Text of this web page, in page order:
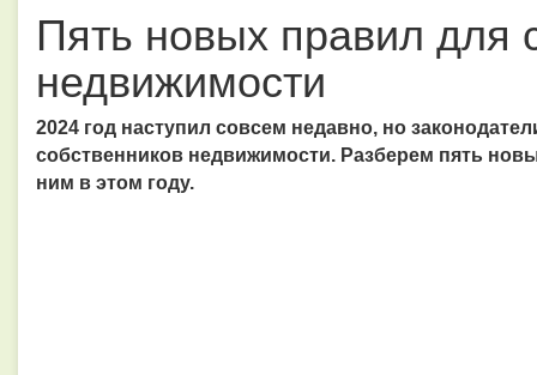
Пять новых правил для
недвижимости
2024 год наступил совсем недавно, но
собственников недвижимости. Разберем пять
ним в этом году.